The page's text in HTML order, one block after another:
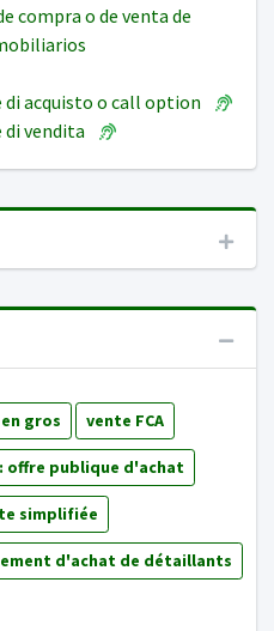
compra o de venta de
di acquisto o call option
vendita
gros vente FCA
: offre publique d'achat
simplifiée
d'achat de détaillants